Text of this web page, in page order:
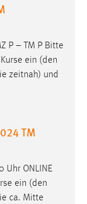
P – TM P Bitte
ein (den
zeitnah) und
TM
Uhr ONLINE
ein (den
ca. Mitte
diesem Cookie
der Website.